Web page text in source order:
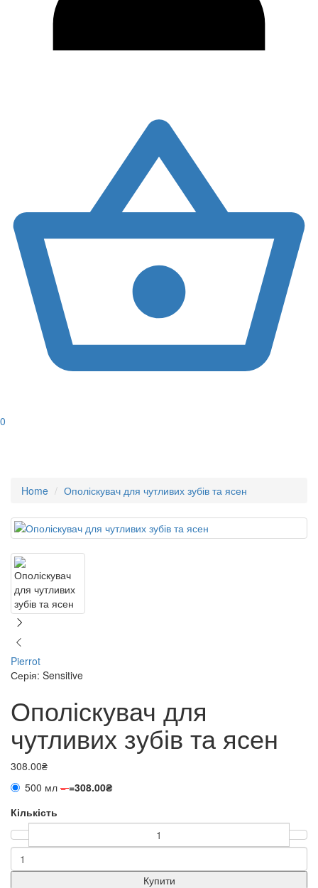
0
Home Ополіскувач для чутливих зубів та ясен
Pierrot
Серія: Sensitive
Ополіскувач для
чутливих зубів та ясен
308.00₴
500 мл ==308.00₴
Кількість
Купити